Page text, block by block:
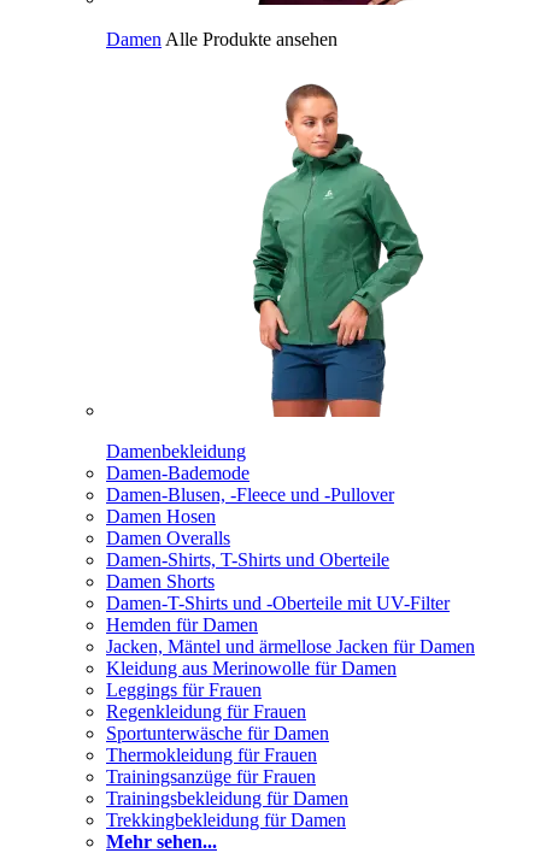
Damen Alle Produkte ansehen
Damenbekleidung
Damen-Bademode
Damen-Blusen, -Fleece und -Pullover
Damen Hosen
Damen Overalls
Damen-Shirts, T-Shirts und Oberteile
Damen Shorts
Damen-T-Shirts und -Oberteile mit UV-Filter
Hemden für Damen
Jacken, Mäntel und ärmellose Jacken für Damen
Kleidung aus Merinowolle für Damen
Leggings für Frauen
Regenkleidung für Frauen
Sportunterwäsche für Damen
Thermokleidung für Frauen
Trainingsanzüge für Frauen
Trainingsbekleidung für Damen
Trekkingbekleidung für Damen
Mehr sehen...